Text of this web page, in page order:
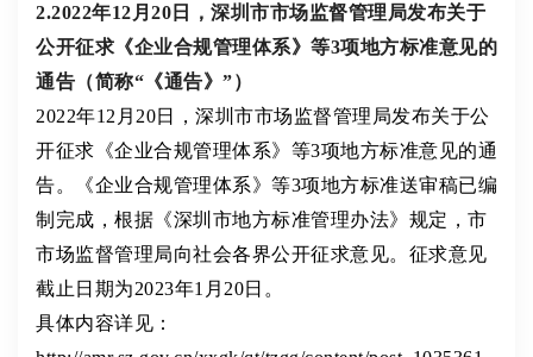
2.2022年12月20日，深圳市市场监督管理局发布关于
公开征求《企业合规管理体系》等3项地方标准意见的
通告（简称“《通告》”）
2022年12月20日，深圳市市场监督管理局发布关于公
开征求《企业合规管理体系》等3项地方标准意见的通
告。《企业合规管理体系》等3项地方标准送审稿已编
制完成，根据《深圳市地方标准管理办法》规定，市
市场监督管理局向社会各界公开征求意见。征求意见
截止日期为2023年1月20日。
具体内容详见：